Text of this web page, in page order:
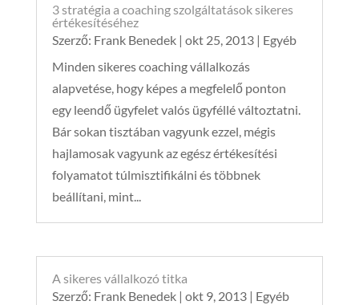
3 stratégia a coaching szolgáltatások sikeres
értékesítéséhez
Szerző: Frank Benedek| okt 25, 2013| Egyéb
Minden sikeres coaching vállalkozás
alapvetése, hogy képes a megfelelő ponton
egy leendő ügyfelet valós ügyféllé változtatni.
Bár sokan tisztában vagyunk ezzel, mégis
hajlamosak vagyunk az egész értékesítési
folyamatot túlmisztifikálni és többnek
beállítani, mint...
A sikeres vállalkozó titka
Szerző: Frank Benedek| okt 9, 2013| Egyéb